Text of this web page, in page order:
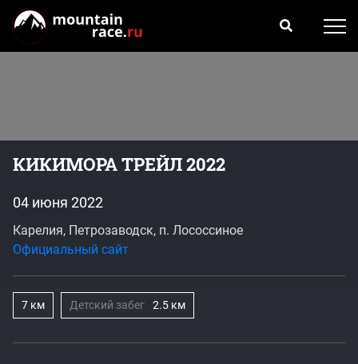
КИКИМОРА ТРЕЙЛ 2022
04 июня 2022
Карелия, Петрозаводск, п. Лососсиное
Официальный сайт
7 км Детский забег 2.5 км